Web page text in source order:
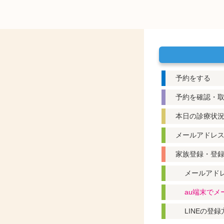
予約をする
予約を確認・
本日の診療状
メールアドレ
家族登録・登
メールアド
au端末でメ
LINEの登録